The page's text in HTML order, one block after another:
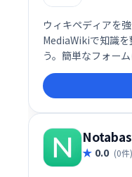
ウィキペディアを
MediaWikiで知識を
う。簡単なフォー
僚を招待して参加
さい。Wikiはプロト
0.0 (0件)